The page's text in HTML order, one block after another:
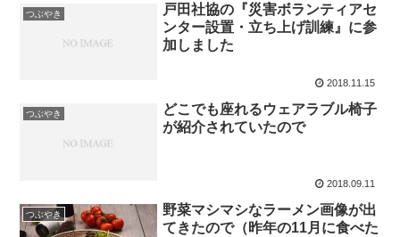
つぶやき
戸田社協の『災害ボランティアセ
ンター設置・立ち上げ訓練』に参
加しました
2018.11.15
つぶやき
どこでも座れるウェアラブル椅子
が紹介されていたので
2018.09.11
つぶやき
野菜マシマシなラーメン画像が出
てきたので（昨年の11月に食べた